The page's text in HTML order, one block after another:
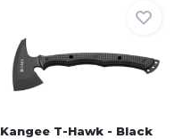
Kangee T-Hawk - Black